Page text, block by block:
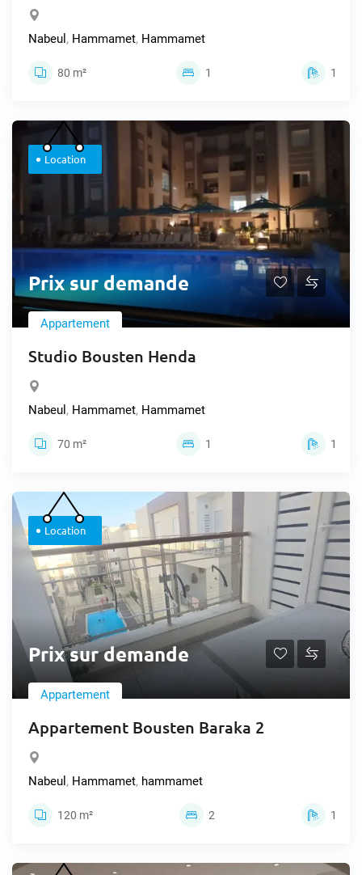
Nabeul , Hammamet, Hammamet
80 m² 1 1
Location
Prix sur demande
Appartement
Studio Bousten Henda
Nabeul , Hammamet, Hammamet
70 m² 1 1
Location
Prix sur demande
Appartement
Appartement Bousten Baraka 2
Nabeul , Hammamet, hammamet
120 m² 2 1